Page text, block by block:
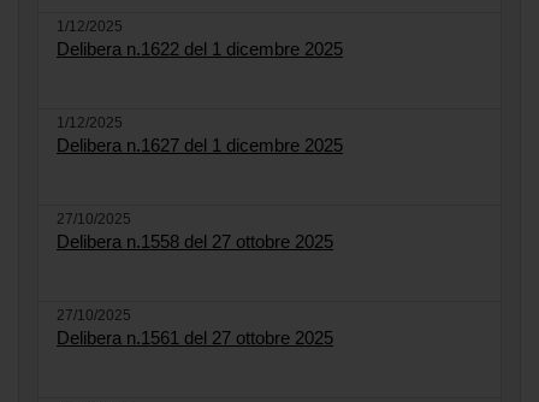
1/12/2025
Delibera n.1622 del 1 dicembre 2025
1/12/2025
Delibera n.1627 del 1 dicembre 2025
27/10/2025
Delibera n.1558 del 27 ottobre 2025
27/10/2025
Delibera n.1561 del 27 ottobre 2025